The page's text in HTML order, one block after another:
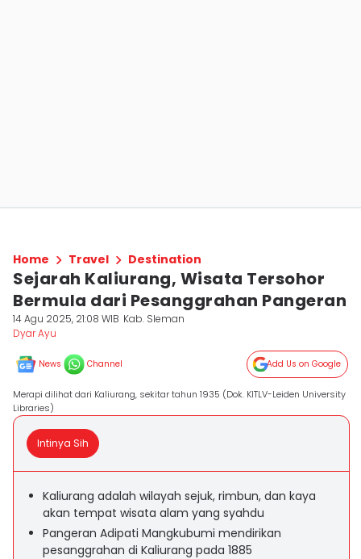
Home Travel Destination
Sejarah Kaliurang, Wisata Tersohor
Bermula dari Pesanggrahan Pangeran
14 Agu 2025, 21:08 WIB Kab. Sleman
Dyar Ayu
News Channel Add Us on Google
Merapi dilihat dari Kaliurang, sekitar tahun 1935 (Dok. KITLV-Leiden University
Libraries)
Intinya Sih
Kaliurang adalah wilayah sejuk, rimbun, dan kaya
akan tempat wisata alam yang syahdu
Pangeran Adipati Mangkubumi mendirikan
pesanggrahan di Kaliurang pada 1885